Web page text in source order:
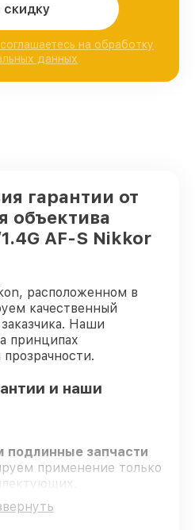
скидку
на обработку
данных
гарантии от
объектива
AF-S Nikkor
расположенном в
качественный
Наши
принципах
и наши
подлинные запчасти
применение только
специалисты
отбор, что